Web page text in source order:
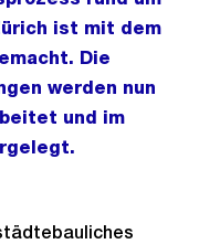
ist mit dem
Die
werden nun
und im